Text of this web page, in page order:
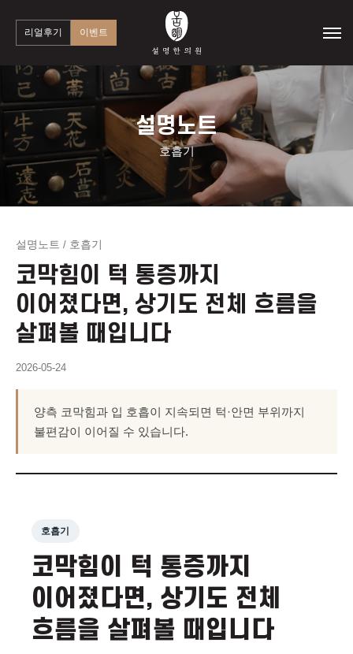
리얼후기 이벤트
설명노트
호흡기
설명노트 / 호흡기
코막힘이 턱 통증까지
이어졌다면, 상기도 전체 흐름을
살펴볼 때입니다
2026-05-24
양측 코막힘과 입 호흡이 지속되면 턱·안면 부위까지
불편감이 이어질 수 있습니다.
호흡기
코막힘이 턱 통증까지
이어졌다면, 상기도 전체
흐름을 살펴볼 때입니다